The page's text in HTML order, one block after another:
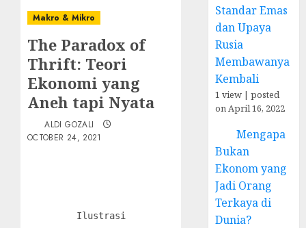
Makro & Mikro
The Paradox of
Thrift: Teori
Ekonomi yang
Aneh tapi Nyata
ALDI GOZALI
OCTOBER 24, 2021
Ilustrasi
Standar Emas
dan Upaya
Rusia
Membawanya
Kembali
1 view |posted
on April 16, 2022
Mengapa
Bukan
Ekonom yang
Jadi Orang
Terkaya di
Dunia?